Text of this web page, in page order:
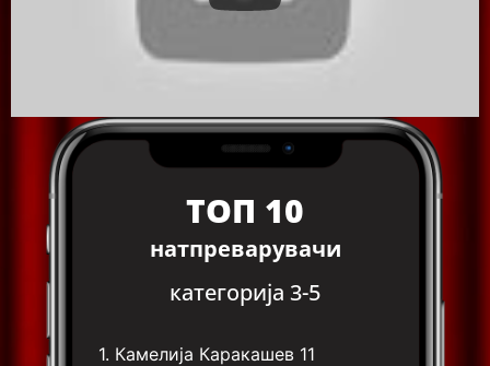
ТОП 10
натпреварувачи
категорија 3-5
1. Камелија Каракашев 11